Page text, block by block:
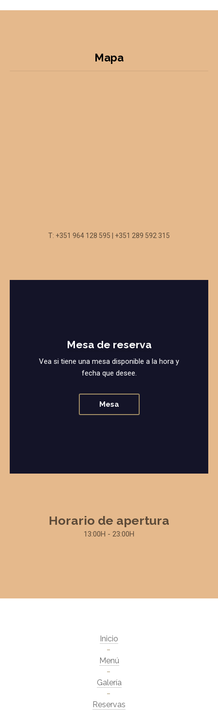
Mapa
T: +351 964 128 595 | +351 289 592 315
Mesa de reserva
Vea si tiene una mesa disponible a la hora y
fecha que desee.
Mesa
Horario de apertura
13:00H - 23:00H
Inicio
Menú
Galería
Reservas